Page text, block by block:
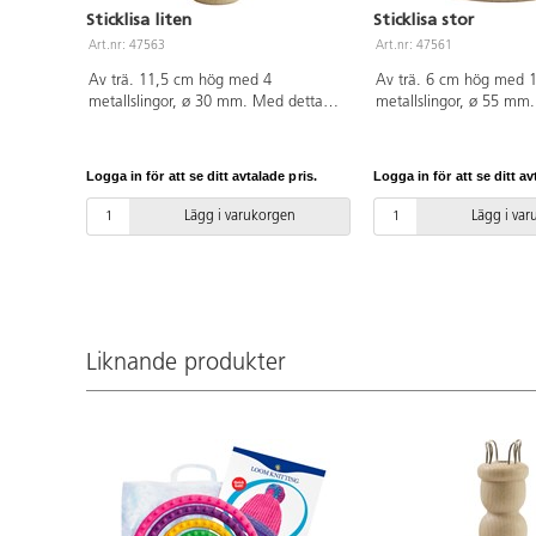
Sticklisa liten
Art.nr: 47563
Av trä. 11,5 cm hög med 4
metallslingor, ø 30 mm. Med detta
Logga in för att se ditt avtalade pris.
Lägg i varukorgen
Sticklisa stor
Art.nr: 47561
Av trä. 6 cm hög med
metallslingor, ø 55 mm.
Logga in för att se ditt
Lägg i
Liknande produkter